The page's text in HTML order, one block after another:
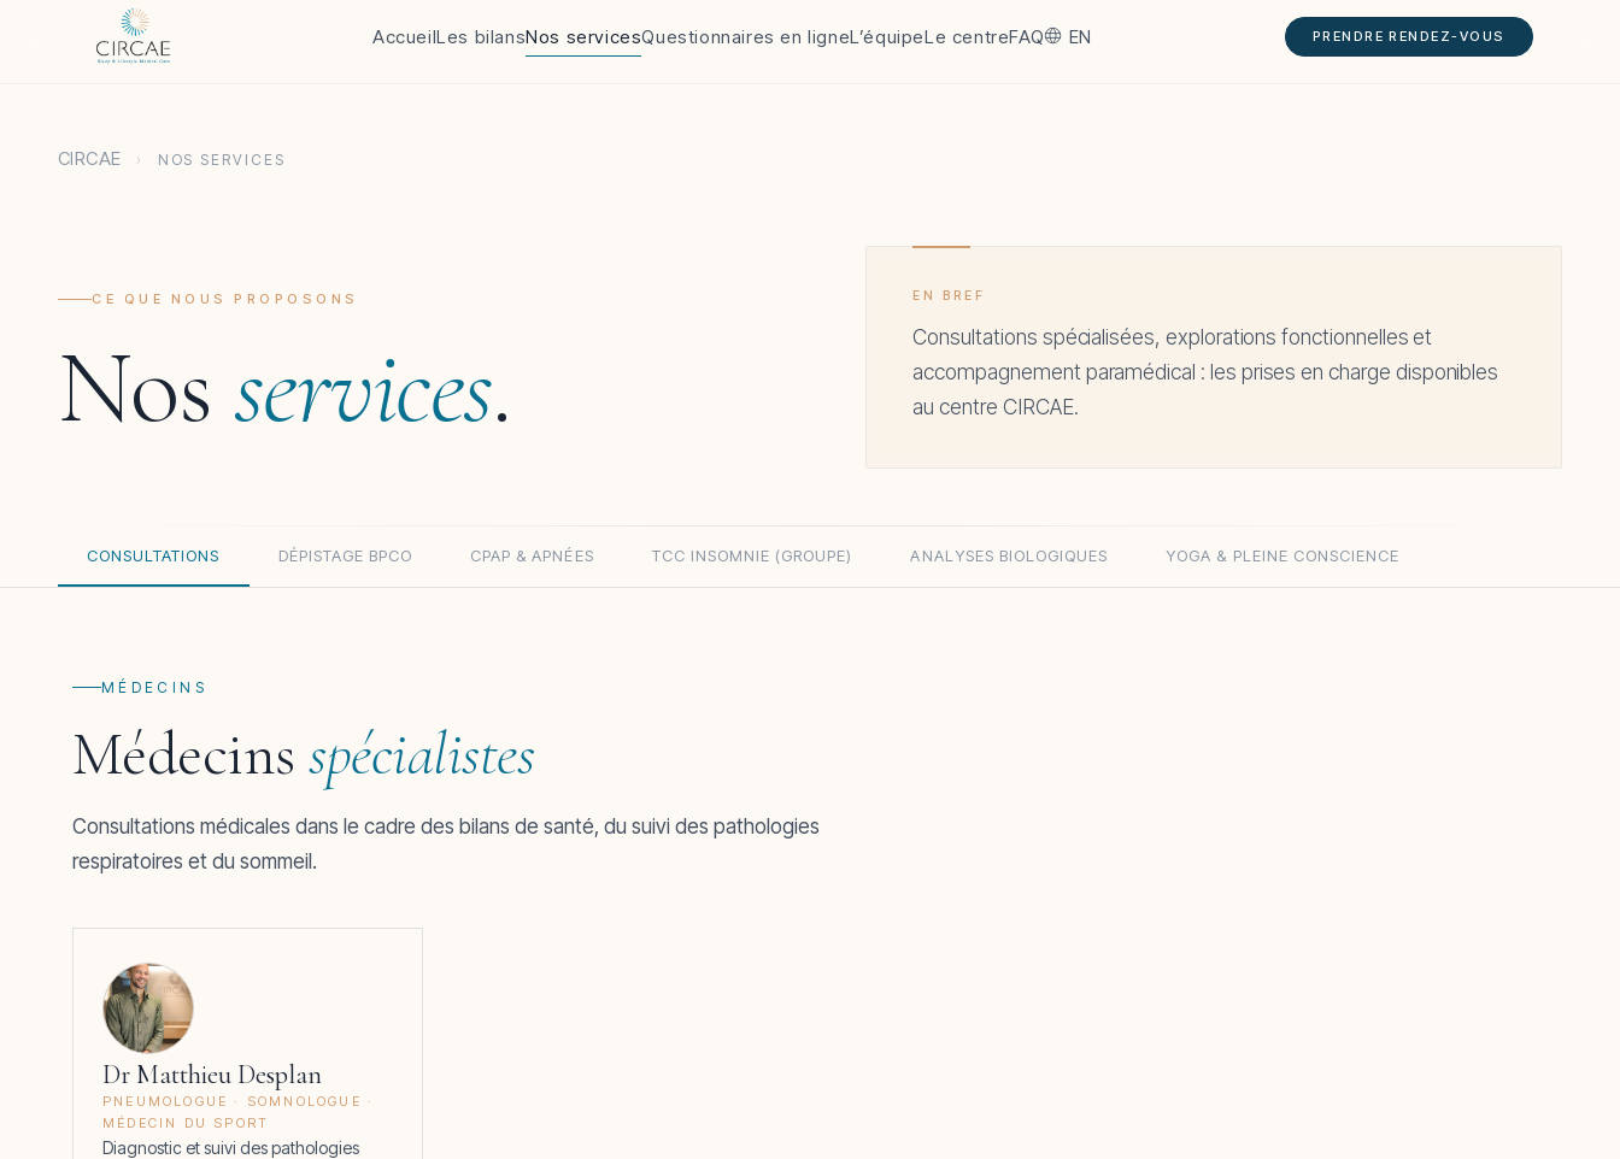
AccueilLes bilansNos servicesQuestionnaires en ligneL’équipeLe centreFAQ EN PRENDRE RENDEZ-VOUS
CIRCAE › NOS SERVICES
CE QUE NOUS PROPOSONS
Nos services.
EN BREF
Consultations spécialisées, explorations fonctionnelles et
accompagnement paramédical : les prises en charge disponibles
au centre CIRCAE.
CONSULTATIONS DÉPISTAGE BPCO CPAP & APNÉES TCC INSOMNIE (GROUPE) ANALYSES BIOLOGIQUES YOGA & PLEINE CONSCIENCE
MÉDECINS
Médecinsspécialistes
Consultations médicales dans le cadre des bilans de santé, du suivi des pathologies
respiratoires et du sommeil.
Dr Matthieu Desplan
PNEUMOLOGUE · SOMNOLOGUE ·
MÉDECIN DU SPORT
Diagnostic et suivi des pathologies